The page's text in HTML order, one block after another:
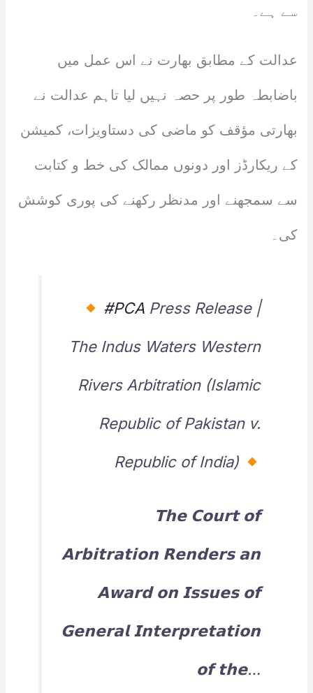
سے ہے۔
عدالت کے مطابق بھارت نے اس عمل میں
باضابطہ طور پر حصہ نہیں لیا تاہم عدالت نے
بھارتی مؤقف کو ماضی کی دستاویزات، کمیشن
کے ریکارڈز اور دونوں ممالک کی خط و کتابت
سے سمجھنے اور مدنظر رکھنے کی پوری کوشش
کی۔
#PCA Press Release |
The Indus Waters Western
Rivers Arbitration (Islamic
Republic of Pakistan v.
Republic of India)
𝗧𝗵𝗲 𝗖𝗼𝘂𝗿𝘁 𝗼𝗳
𝗔𝗿𝗯𝗶𝘁𝗿𝗮𝘁𝗶𝗼𝗻 𝗥𝗲𝗻𝗱𝗲𝗿𝘀 𝗮𝗻
𝗔𝘄𝗮𝗿𝗱 𝗼𝗻 𝗜𝘀𝘀𝘂𝗲𝘀 𝗼𝗳
𝗚𝗲𝗻𝗲𝗿𝗮𝗹 𝗜𝗻𝘁𝗲𝗿𝗽𝗿𝗲𝘁𝗮𝘁𝗶𝗼𝗻
𝗼𝗳 𝘁𝗵𝗲…